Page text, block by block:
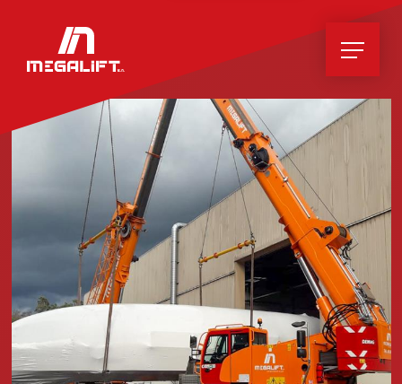
Home
Unternehmen
Leistungen
Hebearbeiten
Gewöhnliche & Spezialtransporte
Zubehör
Container
Lagerplatz
Pannen- und Bergungsdienst